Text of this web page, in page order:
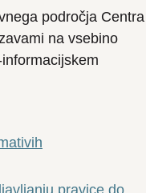
področja Centra
na vsebino
pravice do